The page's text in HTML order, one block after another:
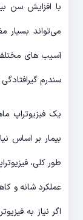
با افزایش سن
می‌تواند بسیار
آسیب های مختلف
سندرم
یک فیزیوتراپ
بیمار بر اساس
طور کلی،
عملکرد شانه و
اگر نیاز به